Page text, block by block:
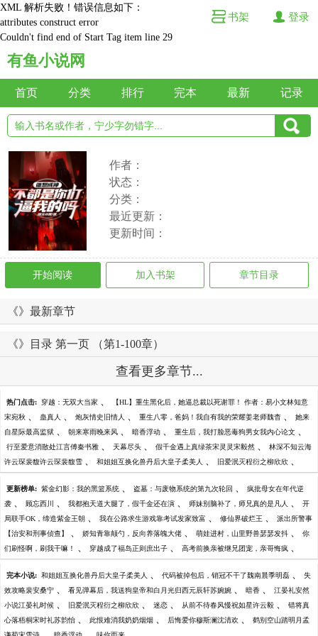
XML 解析失败！错误信息如下：
attributes construct error
Couldn't find end of Start Tag item line 29
有鱼小说网
书架 登录
首页 分类 排行 完本 最新 记录
作者：
状态：
分类：
最近更新：
更新时间：
开始阅读 加入书架 章节目录
《》最新章节
《》目录 第一页 （第1-100章）
查看更多章节...
热门点击: 穿越：无双大当家 、 【HL】重生黑化后，她逼总裁以死谢罪！ 作者：易小文林知意
宋宛秋 、 蛊真人 、 炮灰情史旧情人 、 重生八零，爸妈！我自有我的荣耀姜老师魏杳 、 她来
自星际最高监狱 、 朝来寒雨晚来风 、 暗香浮动 、 重生后，我打脸恶毒狗男女我内心论文 、
行至爱意消散处江言傅秦书雅 、 天幕尽头 、 假千金遇上真绿茶宋灵灵宋毅然 、 林深不知云海
许云琛裴馥许云琛裴馥雪 、 和姐姐互换化兽丹后大皇子柔美人 、 旧爱泯灭程衍之柳欣欣 、
更新榜单: 紫金幻影：我的黑篮系统 、 盗墓：与废物系统的第九次轮回 、 疯批母女在年代逆
袭 、 顾忘西川 、 我都抱天道大腿了，假千金还在演 、 师妹别脑补了，师兄真的是凡人 、 开
局联手OK，缔造紫金王朝 、 我在公路求生游戏靠考试发家致富 、 修仙界破烂王 、 派出所警事
【治安和刑事侦查】 、 娇知青靠颠勺，反向养落魄大佬 、 萌娃进村，山里野兽瑟瑟发抖 、 你
们刷怪啊，刷我干嘛！ 、 穿越成了福岛正则庶出子 、 高考前换亲被继兄团宠，亲哥悔疯 、
完本小说: 和姐姐互换化兽丹后大皇子柔美人 、 代码被掉包后，销冠不干了魏南晨季明磊 、 失
效攻略裴安桑宁 、 看见弹幕后，我送狗皇帝和白月光归西元辰轩苏婉婉 、 暗香 、 江晏礼安然
小说江晏礼时候 、 旧爱泯灭程衍之柳欣欣 、 迷恋 、 从前不待春风慢祝如星许云毅 、 错将真
心落梧桐宋时礼苏韵怡 、 此恨难消我奶奶烟烟 、 后悔爱你穆斯澜沈清欢 、 鹤别空山踏明月孟